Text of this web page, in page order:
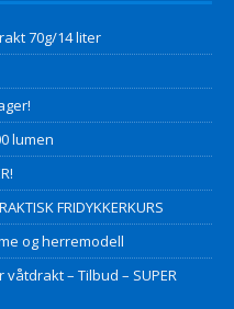
70g/14 liter
lumen
FRIDYKKERKURS
og herremodell
– Tilbud – SUPER